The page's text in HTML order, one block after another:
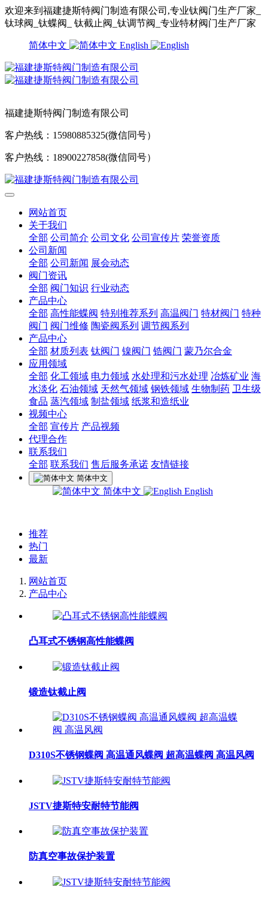
欢迎来到福建捷斯特阀门制造有限公司,专业钛阀门生产厂家_
钛球阀_钛蝶阀_ 钛截止阀_钛调节阀_专业特材阀门生产厂家
简体中文 English
福建捷斯特阀门制造有限公司
客户热线：15980885325(微信同号）
客户热线：18900227858(微信同号）
网站首页
关于我们
全部 公司简介 公司文化 公司宣传片 荣誉资质
公司新闻
全部 公司新闻 展会动态
阀门资讯
全部 阀门知识 行业动态
产品中心
全部 高性能蝶阀 特别推荐系列 高温阀门 特材阀门 特种
阀门 阀门维修 陶瓷阀系列 调节阀系列
产品中心
全部 材质列表 钛阀门 镍阀门 锆阀门 蒙乃尔合金
应用领域
全部 化工领域 电力领域 水处理和污水处理 冶炼矿业 海
水淡化 石油领域 天然气领域 钢铁领域 生物制药 卫生级
食品 蒸汽领域 制盐领域 纸浆和造纸业
视频中心
全部 宣传片 产品视频
代理合作
联系我们
全部 联系我们 售后服务承诺 友情链接
简体中文
简体中文 English
推荐
热门
最新
网站首页
产品中心
凸耳式不锈钢高性能蝶阀
锻造钛截止阀
D310S不锈钢蝶阀 高温通风蝶阀 超高温蝶阀 高温风阀
JSTV捷斯特安耐特节能阀
防真空事故保护装置